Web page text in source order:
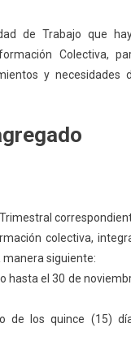
de Trabajo que
Colectiva,
y necesidades
colectiva,
manera siguiente:
hasta el 30 de
de los quince (15)